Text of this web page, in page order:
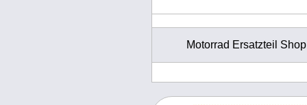
Motorrad Ersatzteil Shop